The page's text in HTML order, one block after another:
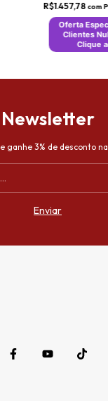
R$1.457,78 com
Oferta
Clientes
Clique
Newsletter
ganhe 3% de desconto